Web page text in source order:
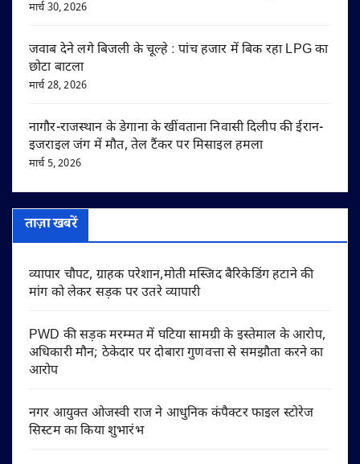
मार्च 30, 2026
जवाब देने लगे बिजली के चूल्हे : पांच हजार में बिक रहा LPG का
छोटा बाटला
मार्च 28, 2026
नागौर-राजस्थान के डेगाना के खींवताना निवासी दिलीप की ईरान-
इजराइल जंग में मौत, तेल टैंकर पर मिसाइल हमला
मार्च 5, 2026
ताज़ा खबरें
व्यापार चौपट, ग्राहक परेशान,मोती मस्जिद बैरिकेडिंग हटाने की
मांग को लेकर सड़क पर उतरे व्यापारी
PWD की सड़क मरम्मत में घटिया सामग्री के इस्तेमाल के आरोप,
अधिकारी मौन; ठेकेदार पर दोबारा गुणवत्ता से समझौता करने का
आरोप
नगर आयुक्त ओजस्वी राज ने आधुनिक कंपैक्टर फाइल स्टोरेज
सिस्टम का किया शुभारंभ